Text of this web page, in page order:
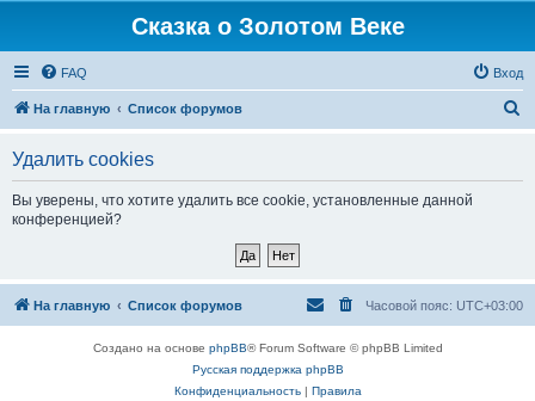
Сказка о Золотом Веке
FAQ Вход
На главную Список форумов
Удалить cookies
Вы уверены, что хотите удалить все cookie, установленные данной
конференцией?
На главную Список форумов Часовой пояс: UTC+03:00
Создано на основе phpBB® Forum Software © phpBB Limited
Русская поддержка phpBB
Конфиденциальность| Правила